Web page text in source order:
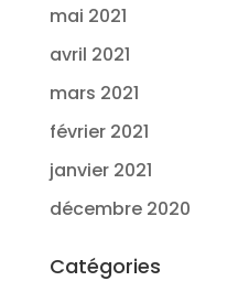
mai 2021
avril 2021
mars 2021
février 2021
janvier 2021
décembre 2020
Catégories